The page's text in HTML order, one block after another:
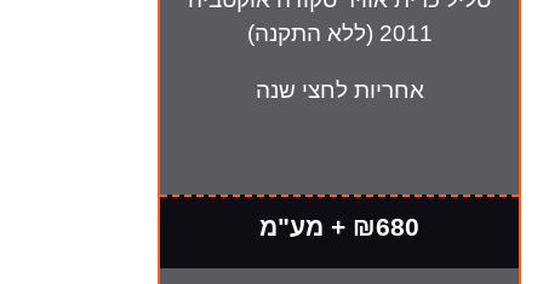
2011 (ללא התקנה)
אחריות לחצי שנה
₪680 + מע"מ